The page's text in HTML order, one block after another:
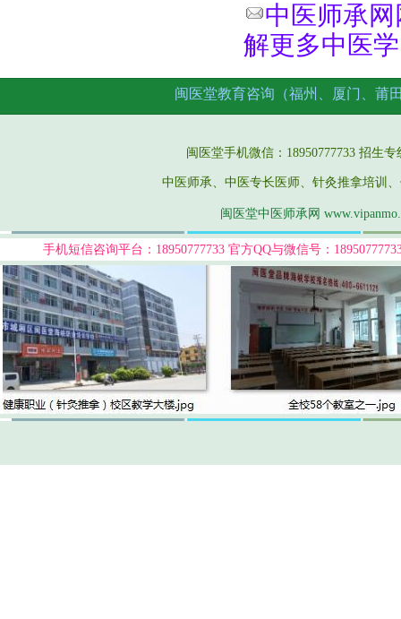
中医师承网
解更多中医
闽医堂手机微信：18950777733 招生
中医师承、中医专长医师、针灸推拿培训
闽医堂中医师承网
手机短信咨询平台：18950777733 官方QQ与微信号：
闽医堂教育咨询（福州、厦门、莆